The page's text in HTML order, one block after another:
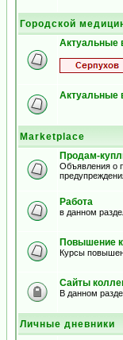
Городской
Актуальные
Актуальные
Marketplace
Продам-
Объявления о
Работа
в данном
Повышение
Курсы
Сайты
В данном
Личные дневники